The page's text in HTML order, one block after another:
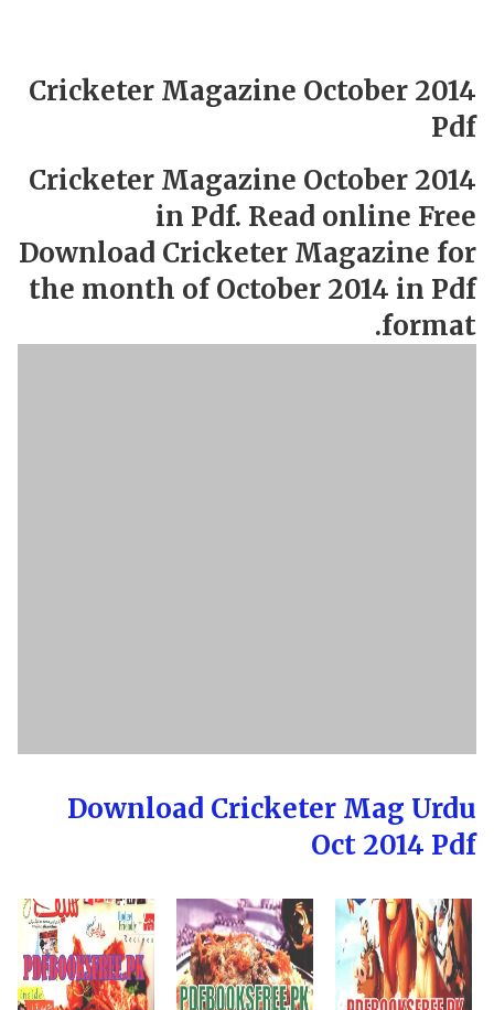
Cricketer Magazine October 2014
Pdf
Cricketer Magazine October 2014
in Pdf. Read online Free
Download Cricketer Magazine for
the month of October 2014 in Pdf
format.
Download Cricketer Mag Urdu
Oct 2014 Pdf